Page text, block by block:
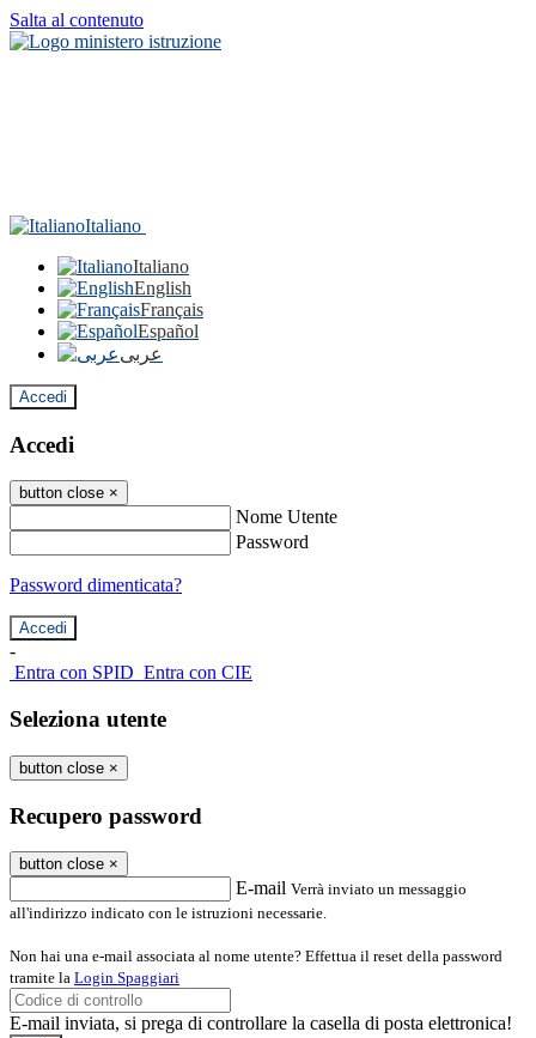
Salta al contenuto
Italiano
Italiano
English
Français
Español
عربى
Accedi
Accedi
button close ×
Nome Utente
Password
Password dimenticata?
-
Entra con SPID Entra con CIE
Seleziona utente
button close ×
Recupero password
button close ×
E-mail Verrà inviato un messaggio
all'indirizzo indicato con le istruzioni necessarie.
Non hai una e-mail associata al nome utente? Effettua il reset della password
tramite la Login Spaggiari
E-mail inviata, si prega di controllare la casella di posta elettronica!